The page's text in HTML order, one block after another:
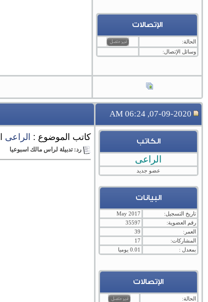
الإتصالات
الحالة:
وسائل الإتصال:
07-09-2020, 06:24 AM
الكاتب
الراعى
عضو جديد
البيانات
تاريخ التسجيل:
May 2017
رقم العضوية:
35597
العمر:
39
المشاركات:
17
بمعدل :
0.01 يوميا
الإتصالات
الحالة:
كاتب الموضوع : الراعى
رد: تدبيلة لراس مالك اسبوعيا